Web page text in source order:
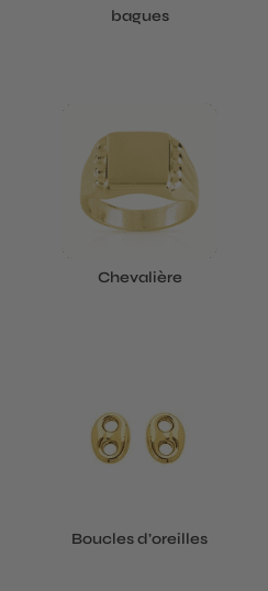
bagues
Chevalière
Boucles d’oreilles